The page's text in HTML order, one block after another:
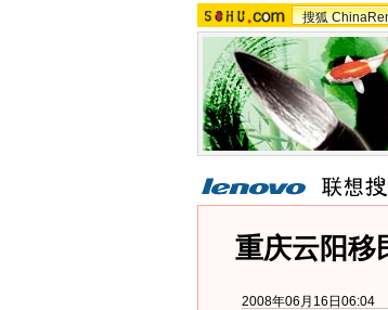
搜狐
重庆云阳移
2008年06月16日06:04